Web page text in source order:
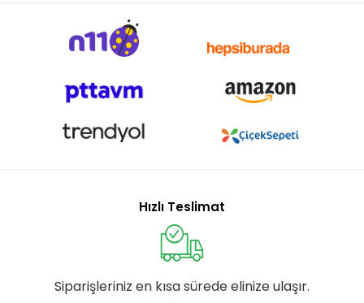
Hızlı Teslimat
Siparişleriniz en kısa sürede elinize ulaşır.